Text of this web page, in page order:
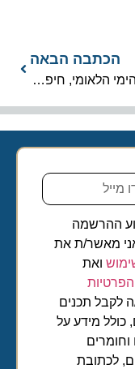
הכתבה הבאה
המוזיאון הימי הלאומי, חיפה: בין “נמל בית תרבותי” לקרוז מפנק
ההרשמה
מאשר/ת את
ואת
תכנים
מידע על
לכתובת